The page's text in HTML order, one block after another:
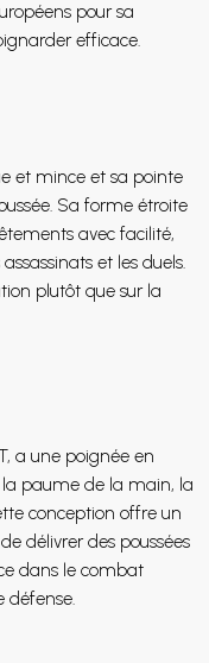
pour sa
efficace.
et mince et sa pointe
Sa forme étroite
avec facilité,
et les duels.
plutôt que sur la
a une poignée en
paume de la main, la
conception offre un
délivrer des poussées
dans le combat
défense.